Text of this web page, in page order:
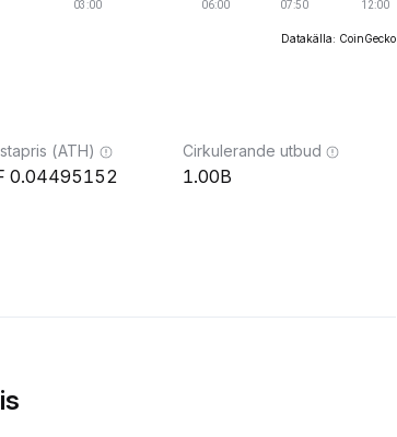
Datakälla: CoinGecko
(ATH)
0.04495152
Cirkulerande utbud
1.00B